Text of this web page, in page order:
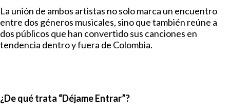
La unión de ambos artistas no solo marca un encuentro
entre dos géneros musicales, sino que también reúne a
dos públicos que han convertido sus canciones en
tendencia dentro y fuera de Colombia.
¿De qué trata “Déjame Entrar”?